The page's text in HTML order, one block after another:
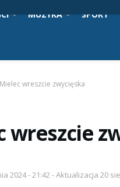
MUZYKA SPORT
Mielec wreszcie zwycięska
wreszcie
2024 - 21:42 - Aktualizacja 20